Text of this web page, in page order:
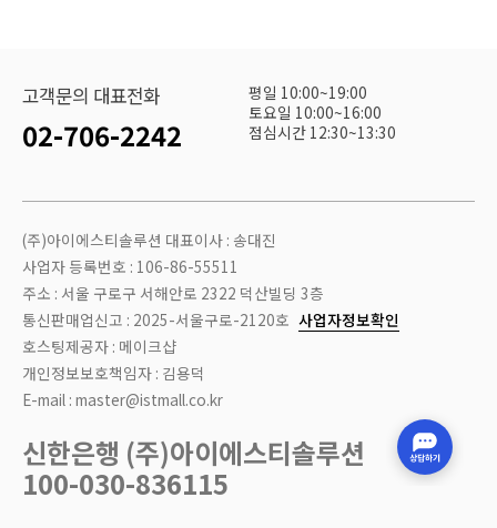
고객문의 대표전화
02-706-2242
평일 10:00~19:00
토요일 10:00~16:00
점심시간 12:30~13:30
(주)아이에스티솔루션 대표이사 : 송대진
사업자 등록번호 : 106-86-55511
주소 : 서울 구로구 서해안로 2322 덕산빌딩 3층
통신판매업신고 : 2025-서울구로-2120호 사업자정보확인
호스팅제공자 : 메이크샵
개인정보보호책임자 : 김용덕
E-mail : master@istmall.co.kr
신한은행 (주)아이에스티솔루션
100-030-836115